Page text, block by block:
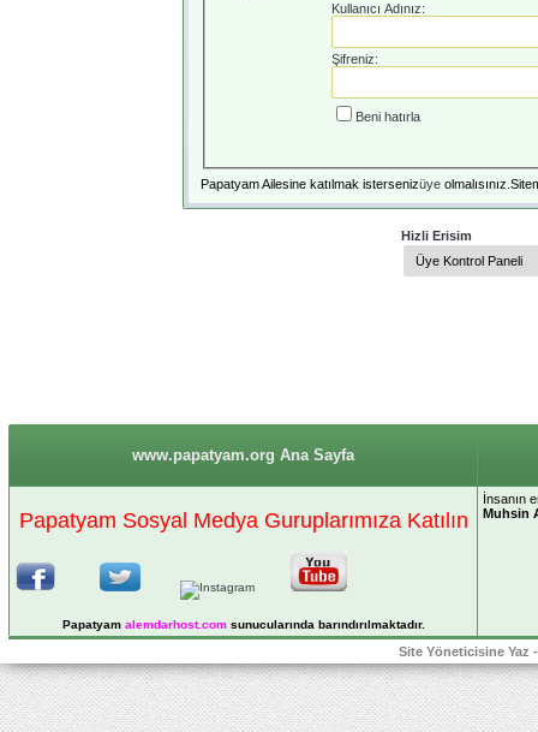
Kullanıcı Adınız:
Şifreniz:
Beni hatırla
Papatyam Ailesine katılmak istersenizüye
Hizli Erisim
www.papatyam.org Ana Sayfa
Papatyam Sosyal Medya Guruplarımıza Katılın
Papatyam alemdarhost.comsunucularında barındırılmaktadır.
İnsanın
Muhsin
Site Yöneticisine Yaz